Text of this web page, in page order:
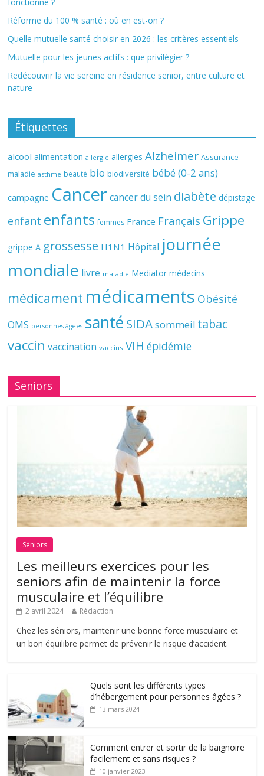
Réforme du 100 % santé : où en est-on ?
Quelle mutuelle santé choisir en 2026 : les critères essentiels
Mutuelle pour les jeunes actifs : que privilégier ?
Redécouvrir la vie sereine en résidence senior, entre culture et
nature
Étiquettes
alcool alimentation allergie allergies Alzheimer Assurance-
maladie asthme beauté bio biodiversité bébé (0-2 ans)
campagne Cancer cancer du sein diabète dépistage
enfant enfants femmes France Français Grippe
grippe A grossesse H1N1 Hôpital journée
mondiale livre maladie Mediator médecins
médicament médicaments Obésité
OMS personnes âgées santé SIDAsommeil tabac
vaccin vaccination vaccins VIH épidémie
Seniors
Séniors
Les meilleurs exercices pour les
seniors afin de maintenir la force
musculaire et l’équilibre
2 avril 2024 Rédaction
Chez les séniors, maintenir une bonne force musculaire et
un bon équilibre permet de prévenir le risque d’accident.
Quels sont les différents types
d’hébergement pour personnes âgées ?
13 mars 2024
Comment entrer et sortir de la baignoire
facilement et sans risques ?
10 janvier 2023